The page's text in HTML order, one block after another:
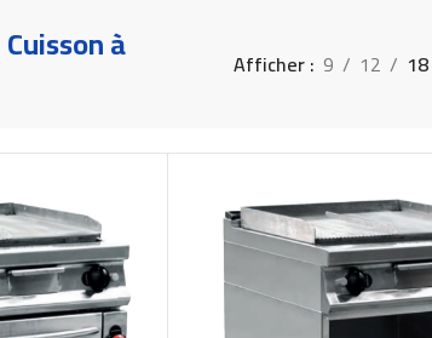
à Afficher 9 12 18